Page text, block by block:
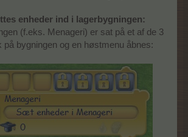
enheder ind i lagerbygningen:
(f.eks. Menageri) er sat på et af de 3
på bygningen og en høstmenu åbnes: